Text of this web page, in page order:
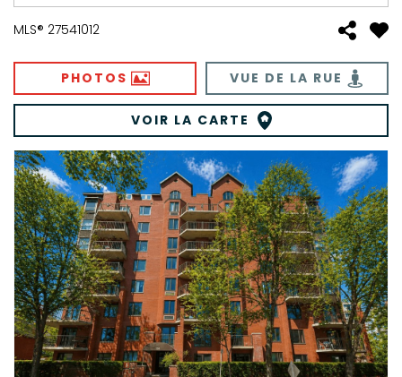
MLS® 27541012
PHOTOS VUE DE LA RUE
VOIR LA CARTE